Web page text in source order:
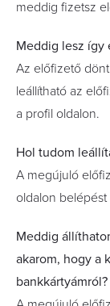
meddig fizetsz
Meddig lesz így
Az előfizető
leállítható az
a profil oldalon.
Hol tudom
A megújuló
oldalon
Meddig
akarom, hogy a
bankkártyámról?